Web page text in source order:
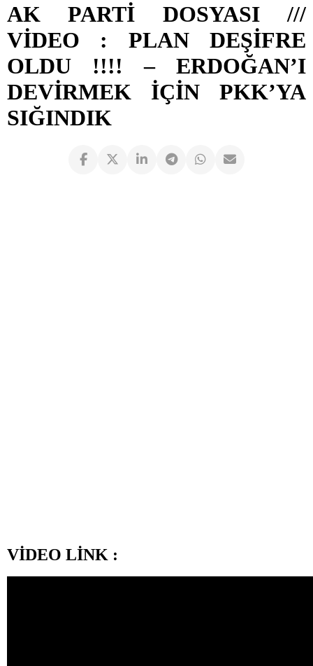
AK PARTİ DOSYASI ///
VİDEO : PLAN DEŞİFRE
OLDU !!!! – ERDOĞAN’I
DEVİRMEK İÇİN PKK’YA
SIĞINDIK
VİDEO LİNK :